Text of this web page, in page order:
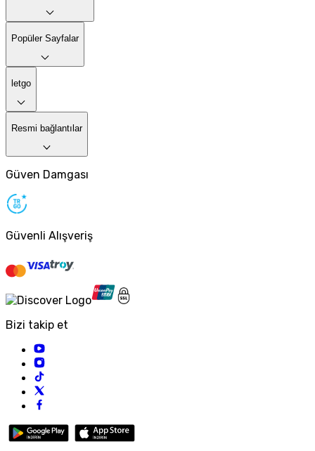
Popüler Sayfalar
letgo
Resmi bağlantılar
Güven Damgası
Güvenli Alışveriş
Bizi takip et